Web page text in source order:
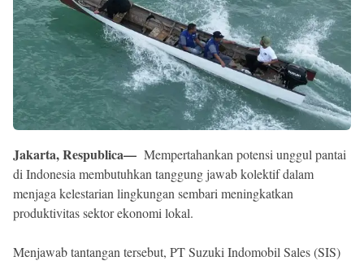
Jakarta, Respublica— Mempertahankan potensi unggul pantai
di Indonesia membutuhkan tanggung jawab kolektif dalam
menjaga kelestarian lingkungan sembari meningkatkan
produktivitas sektor ekonomi lokal.
Menjawab tantangan tersebut, PT Suzuki Indomobil Sales (SIS)